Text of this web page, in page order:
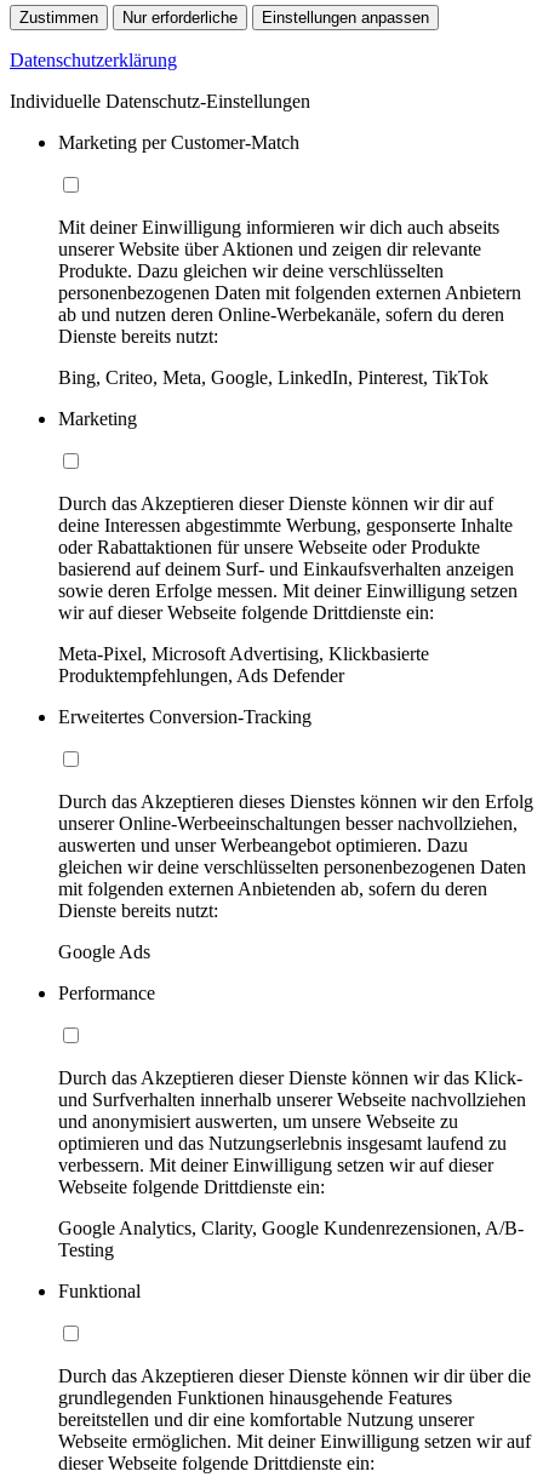
Zustimmen Nur erforderliche Einstellungen anpassen
Datenschutzerklärung
Individuelle Datenschutz-Einstellungen
Marketing per Customer-Match
Mit deiner Einwilligung informieren wir dich auch abseits
unserer Website über Aktionen und zeigen dir relevante
Produkte. Dazu gleichen wir deine verschlüsselten
personenbezogenen Daten mit folgenden externen Anbietern
ab und nutzen deren Online-Werbekanäle, sofern du deren
Dienste bereits nutzt:
Bing, Criteo, Meta, Google, LinkedIn, Pinterest, TikTok
Marketing
Durch das Akzeptieren dieser Dienste können wir dir auf
deine Interessen abgestimmte Werbung, gesponserte Inhalte
oder Rabattaktionen für unsere Webseite oder Produkte
basierend auf deinem Surf- und Einkaufsverhalten anzeigen
sowie deren Erfolge messen. Mit deiner Einwilligung setzen
wir auf dieser Webseite folgende Drittdienste ein:
Meta-Pixel, Microsoft Advertising, Klickbasierte
Produktempfehlungen, Ads Defender
Erweitertes Conversion-Tracking
Durch das Akzeptieren dieses Dienstes können wir den Erfolg
unserer Online-Werbeeinschaltungen besser nachvollziehen,
auswerten und unser Werbeangebot optimieren. Dazu
gleichen wir deine verschlüsselten personenbezogenen Daten
mit folgenden externen Anbietenden ab, sofern du deren
Dienste bereits nutzt:
Google Ads
Performance
Durch das Akzeptieren dieser Dienste können wir das Klick-
und Surfverhalten innerhalb unserer Webseite nachvollziehen
und anonymisiert auswerten, um unsere Webseite zu
optimieren und das Nutzungserlebnis insgesamt laufend zu
verbessern. Mit deiner Einwilligung setzen wir auf dieser
Webseite folgende Drittdienste ein:
Google Analytics, Clarity, Google Kundenrezensionen, A/B-
Testing
Funktional
Durch das Akzeptieren dieser Dienste können wir dir über die
grundlegenden Funktionen hinausgehende Features
bereitstellen und dir eine komfortable Nutzung unserer
Webseite ermöglichen. Mit deiner Einwilligung setzen wir auf
dieser Webseite folgende Drittdienste ein: